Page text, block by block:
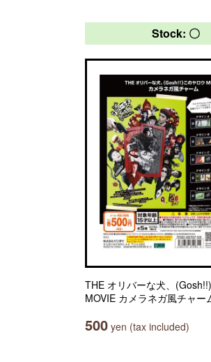
Stock: 〇
THE オリバーな犬、
MOVIE カメラネガ風チャー
500 yen (tax included)